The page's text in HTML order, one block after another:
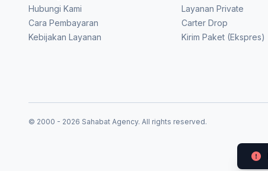
Hubungi Kami
Cara Pembayaran
Kebijakan Layanan
Layanan Private
Carter Drop
Kirim Paket (Ekspres)
© 2000 - 2026 Sahabat Agency. All rights reserved.